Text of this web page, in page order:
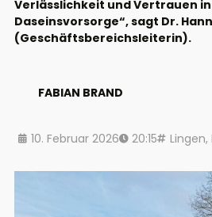
Verlässlichkeit und Vertrauen
Daseinsvorsorge“, sagt Dr.
(Geschäftsbereichsleiterin).
FABIAN BRAND
10. Februar 2026 20:15 Lingen,